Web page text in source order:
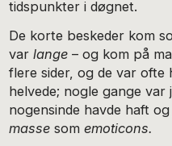
tidspunkter i døgnet.
De korte beskeder kom
var lange – og kom på
flere sider, og de var ofte
helvede; nogle gange
nogensinde havde haft
masse somemoticons.